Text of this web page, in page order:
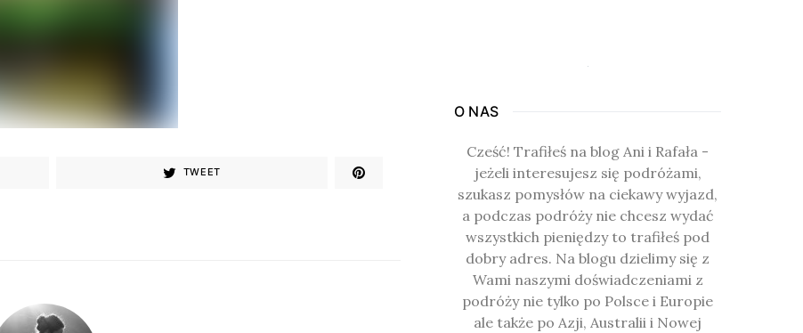
TWEET
O NAS
Cześć! Trafiłeś na blog Ani i Rafała -
jeżeli interesujesz się podróżami,
szukasz pomysłów na ciekawy wyjazd,
a podczas podróży nie chcesz wydać
wszystkich pieniędzy to trafiłeś pod
dobry adres. Na blogu dzielimy się z
Wami naszymi doświadczeniami z
podróży nie tylko po Polsce i Europie
ale także po Azji, Australii i Nowej